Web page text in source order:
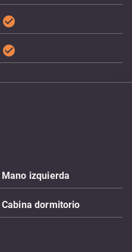
check_circle
check_circle
Mano izquierda
Cabina dormitorio